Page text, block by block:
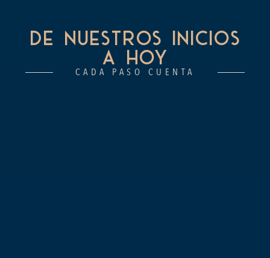
DE NUESTROS INICIOS
A HOY
CADA PASO CUENTA